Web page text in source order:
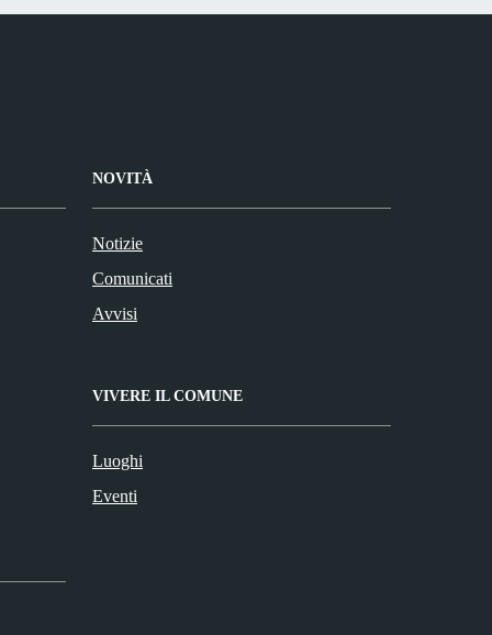
NOVITÀ
Notizie
Comunicati
Avvisi
VIVERE IL COMUNE
Luoghi
Eventi